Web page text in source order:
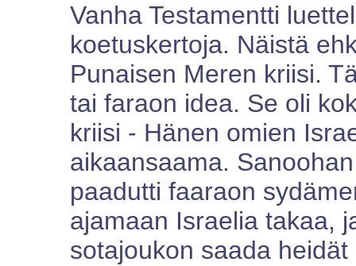
Vanha Testamentti
koetuskertoja. Näistä
Punaisen Meren kriisi.
tai faraon idea. Se oli
kriisi - Hänen omien
aikaansaama.
paadutti faaraon
ajamaan Israelia takaa,
sotajoukon saada